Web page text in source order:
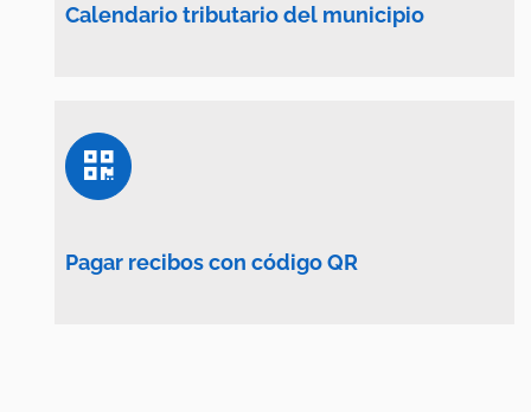
Calendario tributario del municipio
Pagar recibos con código QR